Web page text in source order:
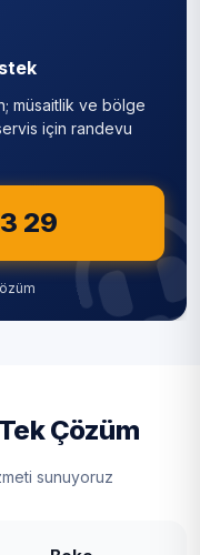
müsaitlik ve bölge
için randevu
29
Çözüm
sunuyoruz